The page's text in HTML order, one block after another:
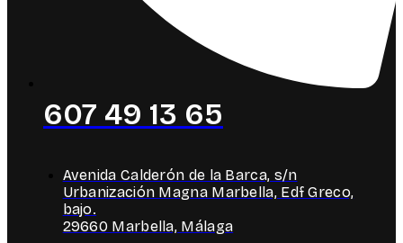
607 49 13 65
Avenida Calderón de la Barca, s/n
Urbanización Magna Marbella, Edf Greco,
bajo.
29660 Marbella, Málaga